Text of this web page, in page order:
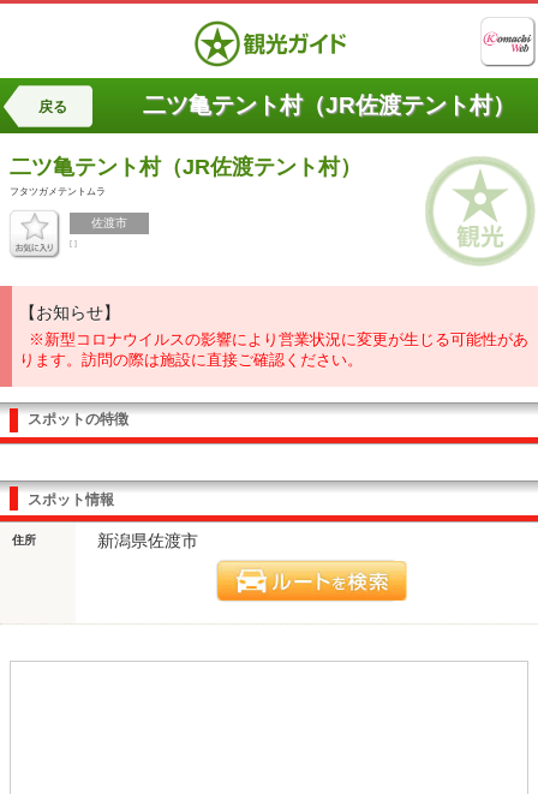
戻る 二ツ亀テント村（JR佐渡テント村）
二ツ亀テント村（JR佐渡テント村）
フタツガメテントムラ
佐渡市
[ ]
【お知らせ】
※新型コロナウイルスの影響により営業状況に変更が生じる可能性があ
ります。訪問の際は施設に直接ご確認ください。
スポットの特徴
スポット情報
住所 新潟県佐渡市